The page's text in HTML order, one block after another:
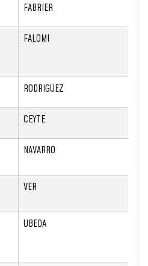
FABRIER
FALOMI
RODRIGUEZ
CEYTE
NAVARRO
VER
UBEDA